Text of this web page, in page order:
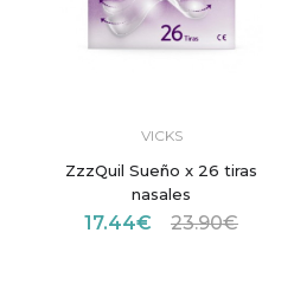
VICKS
ZzzQuil Sueño x 26 tiras
nasales
17.44€ 23.90€